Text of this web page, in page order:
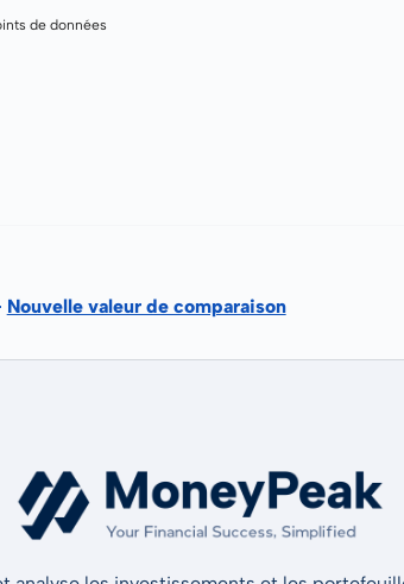
de données
Nouvelle valeur de comparaison